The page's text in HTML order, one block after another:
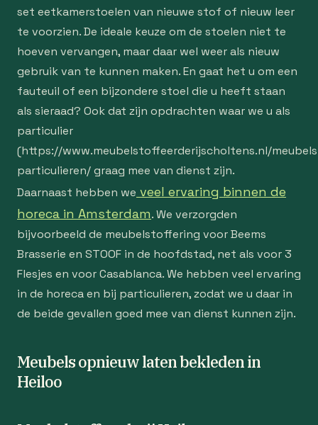
set eetkamerstoelen van nieuwe stof of nieuw leer
te voorzien. De ideale keuze om de stoelen niet te
hoeven vervangen, maar daar wel weer als nieuw
gebruik van te kunnen maken. En gaat het u om een
fauteuil of een bijzondere stoel die u heeft staan
als sieraad? Ook dat zijn opdrachten waar we u als
particulier
(https://www.meubelstoffeerderijscholtens.nl/
particulieren/ graag mee van dienst zijn.
Daarnaast hebben we veel ervaring binnen de
horeca in Amsterdam. We verzorgden
bijvoorbeeld de meubelstoffering voor Beems
Brasserie en STOOF in de hoofdstad, net als voor 3
Flesjes en voor Casablanca. We hebben veel ervaring
in de horeca en bij particulieren, zodat we u daar in
de beide gevallen goed mee van dienst kunnen zijn.
Meubels opnieuw laten bekleden in
Heiloo